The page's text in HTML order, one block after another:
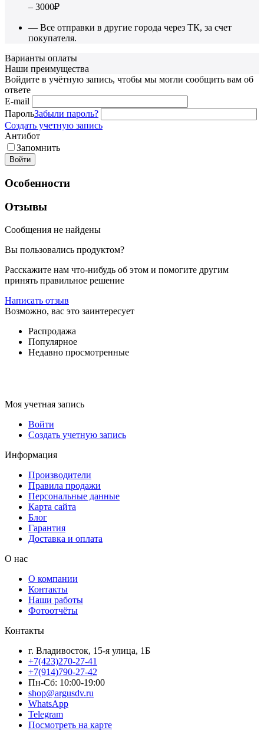
– 3000₽
— Все отправки в другие города через ТК, за счет
покупателя.
Варианты оплаты
Наши преимущества
Войдите в учётную запись, чтобы мы могли сообщить вам об
ответе
E-mail
ПарольЗабыли пароль?
Создать учетную запись
Антибот
Запомнить
Войти
Особенности
Отзывы
Сообщения не найдены
Вы пользовались продуктом?
Расскажите нам что-нибудь об этом и помогите другим
принять правильное решение
Написать отзыв
Возможно, вас это заинтересует
Распродажа
Популярное
Недавно просмотренные
Моя учетная запись
Войти
Создать учетную запись
Информация
Производители
Правила продажи
Персональные данные
Карта сайта
Блог
Гарантия
Доставка и оплата
О нас
О компании
Контакты
Наши работы
Фотоотчёты
Контакты
г. Владивосток, 15-я улица, 1Б
+7(423)270-27-41
+7(914)790-27-42
Пн-Сб: 10:00-19:00
shop@argusdv.ru
WhatsApp
Telegram
Посмотреть на карте